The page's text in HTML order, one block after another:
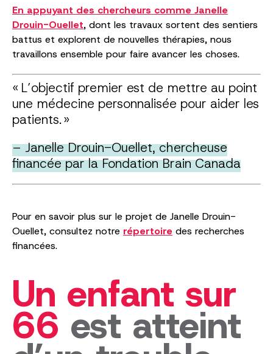
En appuyant des chercheurs comme Janelle
Drouin-Ouellet, dont les travaux sortent des sentiers
battus et explorent de nouvelles thérapies, nous
travaillons ensemble pour faire avancer les choses.
« L’objectif premier est de mettre au point
une médecine personnalisée pour aider les
patients. »
– Janelle Drouin-Ouellet, chercheuse
financée par la Fondation Brain Canada
Pour en savoir plus sur le projet de Janelle Drouin-
Ouellet, consultez notre répertoire des recherches
financées.
Un enfant sur
66 est atteint